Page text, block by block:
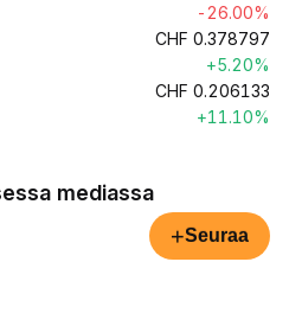
-26.00%
CHF 0.378797
+5.20%
CHF 0.206133
+11.10%
mediassa
+Seuraa